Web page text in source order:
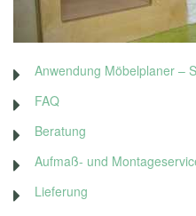
Anwendung Möbelplaner –
FAQ
Beratung
Aufmaß- und
Lieferung